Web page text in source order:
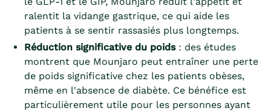
ralentit la vidange gastrique, ce qui aide les
patients à se sentir rassasiés plus longtemps.
Réduction significative du poids: des études
montrent que Mounjaro peut entraîner une perte
de poids significative chez les patients obèses,
même en l'absence de diabète. Ce bénéfice est
particulièrement utile pour les personnes ayant